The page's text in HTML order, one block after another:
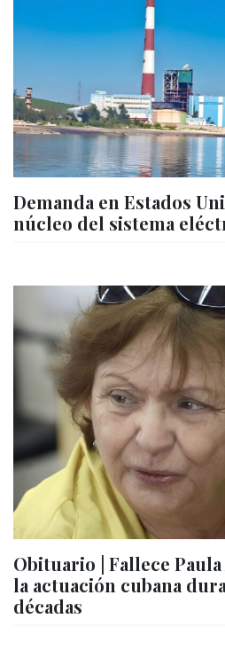
Demanda en Estados
núcleo del sistema
Obituario | Fallece
la actuación cubana
décadas